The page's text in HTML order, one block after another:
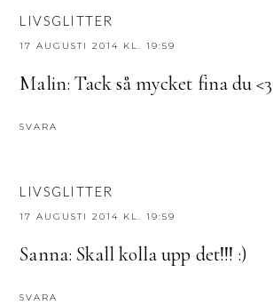
LIVSGLITTER
17 AUGUSTI 2014 KL. 19:59
Malin: Tack så mycket fina du <3
SVARA
LIVSGLITTER
17 AUGUSTI 2014 KL. 19:59
Sanna: Skall kolla upp det!!! :)
SVARA